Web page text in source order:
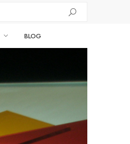
BLOG